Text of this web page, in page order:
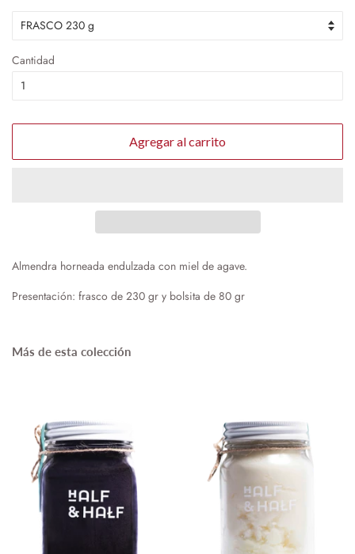
Cantidad
Agregar al carrito
Almendra horneada endulzada con miel de agave.
Presentación: frasco de 230 gr y bolsita de 80 gr
Más de esta colección